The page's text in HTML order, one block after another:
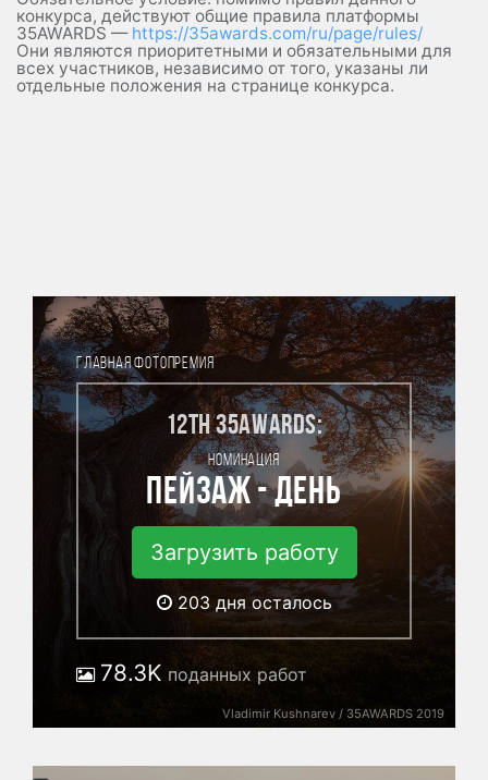
конкурса, действуют общие правила платформы
35AWARDS — https://35awards.com/ru/page/rules/
Они являются приоритетными и обязательными для
всех участников, независимо от того, указаны ли
отдельные положения на странице конкурса.
ГЛАВНАЯ ФОТОПРЕМИЯ
12th 35AWARDS:
НОМИНАЦИЯ
Пейзаж - день
Загрузить работу
203дня осталось
78.3K поданных работ
Vladimir Kushnarev / 35AWARDS 2019